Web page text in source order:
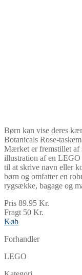
Børn kan vise deres
Botanicals Rose-
Mærket er fremstillet af
illustration af en LEGO
til at skrive navn eller
børn og omfatter en
rygsække, bagage og
Pris 89.95 Kr.
Fragt 50 Kr.
Køb
Forhandler
LEGO